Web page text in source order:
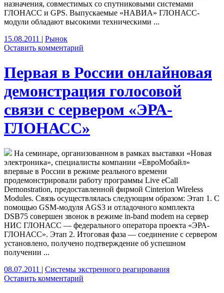
назначения, совместимых со спутниковыми системами
ГЛОНАСС и GPS. Выпускаемые «НАВИА» ГЛОНАСС-
модули обладают высокими техническими ...
15.08.2011 | Рынок
Оставить комментарий
Первая в России онлайновая
демонстрация голосовой
связи с сервером «ЭРА-
ГЛОНАСС»
На семинаре, организованном в рамках выставки «Новая
электроника», специалисты компании «ЕвроМобайл»
впервые в России в режиме реального времени
продемонстрировали работу программы Live eCall
Demonstration, предоставленной фирмой Cinterion Wireless
Modules. Связь осуществлялась следующим образом: Этап 1. С
помощью GSM-модуля AGS3 и отладочного комплекта
DSB75 совершен звонок в режиме in-band modem на сервер
НИС ГЛОНАСС — федерального оператора проекта «ЭРА-
ГЛОНАСС». Этап 2. Итоговая фаза — соединение с сервером
установлено, получено подтверждение об успешном
получении ...
08.07.2011 | Системы экстренного реагирования
Оставить комментарий